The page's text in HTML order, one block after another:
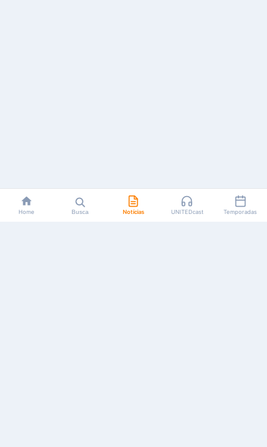
Home Busca Notícias UNITEDcast Temporadas